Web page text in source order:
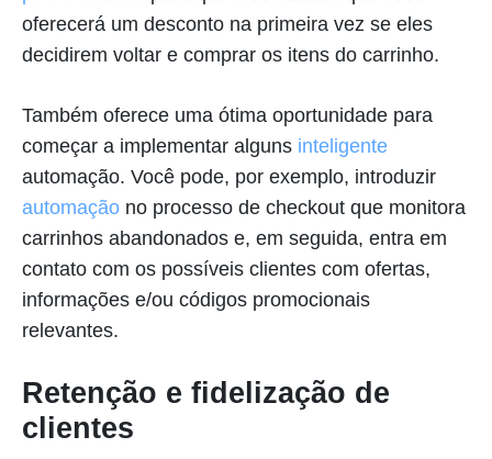
oferecerá um desconto na primeira vez se eles
decidirem voltar e comprar os itens do carrinho.
Também oferece uma ótima oportunidade para
começar a implementar alguns inteligente
automação. Você pode, por exemplo, introduzir
automação no processo de checkout que monitora
carrinhos abandonados e, em seguida, entra em
contato com os possíveis clientes com ofertas,
informações e/ou códigos promocionais
relevantes.
Retenção e fidelização de
clientes